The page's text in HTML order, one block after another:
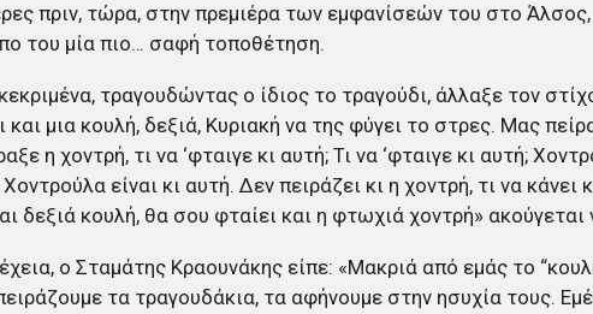
πριν, τώρα, στην πρεμιέρα των εμφανίσεών του στο
του μία πιο… σαφή τοποθέτηση.
τραγουδώντας ο ίδιος το τραγούδι, άλλαξε τον
και μια κουλή, δεξιά, Κυριακή να της φύγει το στρες. Μας
η χοντρή, τι να ‘φταιγε κι αυτή; Τι να ‘φταιγε κι αυτή;
είναι κι αυτή. Δεν πειράζει κι η χοντρή, τι να κάνει
δεξιά κουλή, θα σου φταίει και η φτωχιά χοντρή» ακούγεται
ο Σταμάτης Κραουνάκης είπε: «Μακριά από εμάς το
τα τραγουδάκια, τα αφήνουμε στην ησυχία τους.